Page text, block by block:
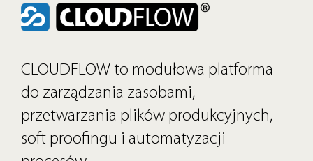
CLOUDFLOW to modułowa platforma
do zarządzania zasobami,
przetwarzania plików produkcyjnych,
soft proofingu i automatyzacji